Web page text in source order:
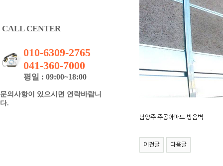
CALL CENTER
010-6309-2765
041-360-7000
평일 : 09:00~18:00
문의사항이 있으시면 연락바랍니
다.
남양주 주공아파트-방음벽
이전글 다음글